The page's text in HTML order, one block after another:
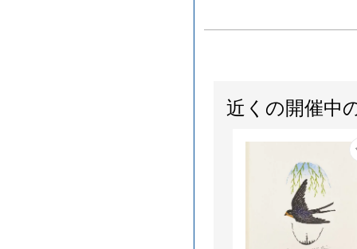
近くの開催中